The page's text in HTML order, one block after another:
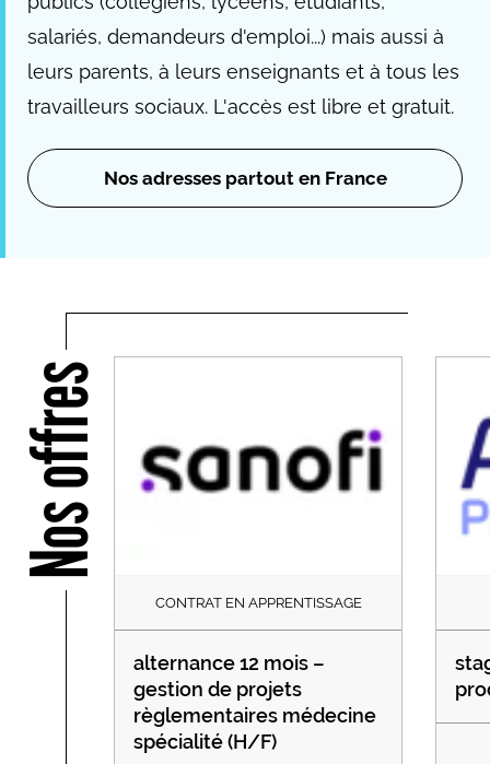
salariés, demandeurs d'emploi...) mais aussi à
leurs parents, à leurs enseignants et à tous les
travailleurs sociaux. L'accès est libre et gratuit.
Nos adresses partout en France
Nos offres
CONTRAT EN APPRENTISSAGE
alternance 12 mois –
gestion de projets
règlementaires médecine
spécialité (H/F)